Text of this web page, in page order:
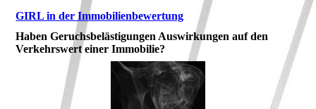
GIRL in der Immobilienbewertung
Haben Geruchsbelästigungen Auswirkungen auf den
Verkehrswert einer Immobilie?